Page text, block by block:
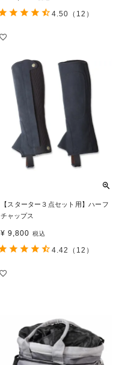
4.50 （12）
【スターター３点セット用】ハーフ
チャップス
¥ 9,800 税込
4.42 （12）